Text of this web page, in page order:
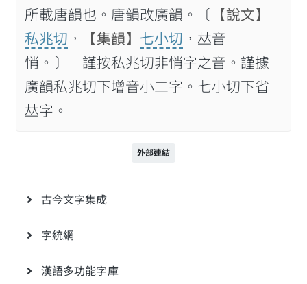
所載唐韻也。唐韻改廣韻。〔
【說文】
私兆切 ， 【集韻】 七小切 ，𠀤音
悄。〕 謹按私兆切非悄字之音。謹據
廣韻私兆切下增音小二字。七小切下省
𠀤字。
外部連結
古今文字集成
字統網
漢語多功能字庫